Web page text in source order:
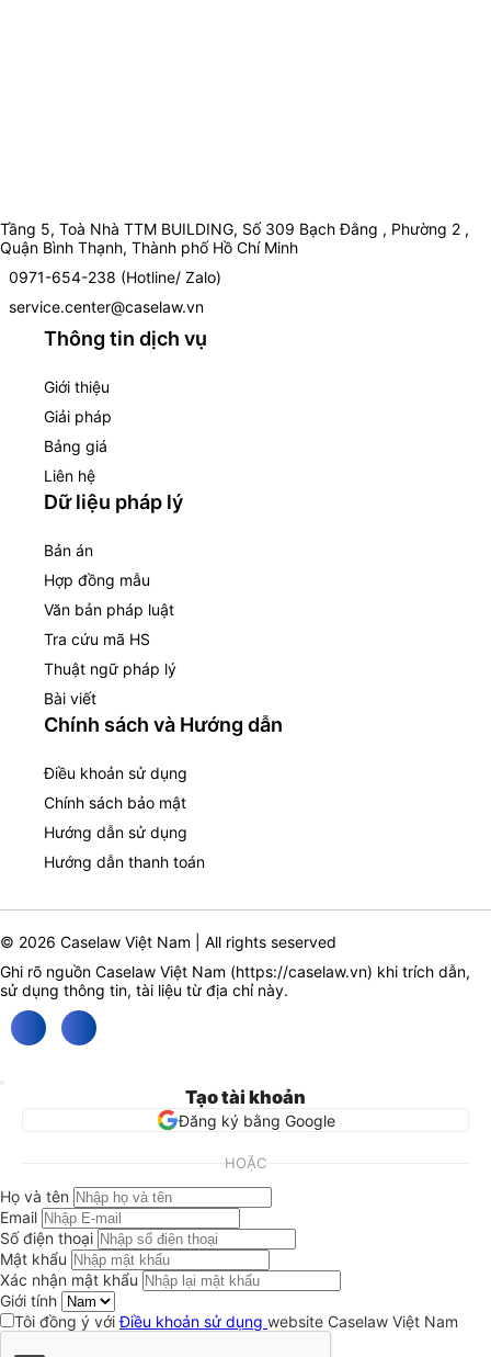
Tầng 5, Toà Nhà TTM BUILDING, Số 309 Bạch Đằng , Phường 2 ,
Quận Bình Thạnh, Thành phố Hồ Chí Minh
0971-654-238 (Hotline/ Zalo)
service.center@caselaw.vn
Thông tin dịch vụ
Giới thiệu
Giải pháp
Bảng giá
Liên hệ
Dữ liệu pháp lý
Bản án
Hợp đồng mẫu
Văn bản pháp luật
Tra cứu mã HS
Thuật ngữ pháp lý
Bài viết
Chính sách và Hướng dẫn
Điều khoản sử dụng
Chính sách bảo mật
Hướng dẫn sử dụng
Hướng dẫn thanh toán
© 2026 Caselaw Việt Nam | All rights seserved
Ghi rõ nguồn Caselaw Việt Nam (https://caselaw.vn) khi trích dẫn,
sử dụng thông tin, tài liệu từ địa chỉ này.
Tạo tài khoản
Đăng ký bằng Google
HOẶC
Họ và tên
Email
Số điện thoại
Mật khẩu
Xác nhận mật khẩu
Giới tính
Tôi đồng ý vớiĐiều khoản sử dụng website Caselaw Việt Nam